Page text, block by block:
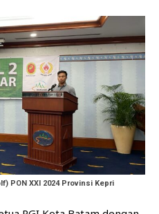
PON XXI 2024 Provinsi Kepri